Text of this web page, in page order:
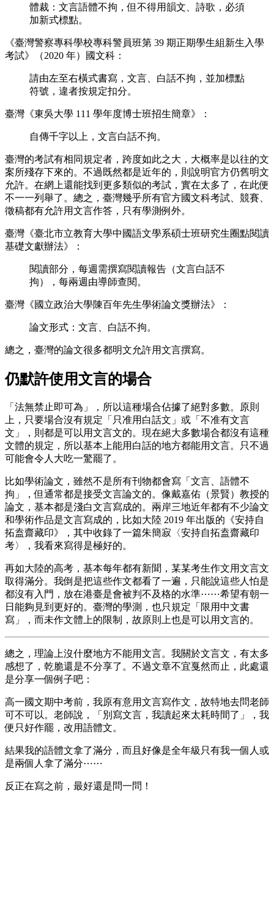
體裁：文言語體不拘，但不得用韻文、詩歌，必須
加新式標點。
《臺灣警察專科學校專科警員班第 39 期正期學生組新生入學
考試》（2020 年）國文科：
請由左至右橫式書寫，文言、白話不拘，並加標點
符號，違者按規定扣分。
臺灣《東吳大學 111 學年度博士班招生簡章》：
自傳千字以上，文言白話不拘。
臺灣的考試有相同規定者，跨度如此之大，大概率是以往的文
案所殘存下來的。不過既然都是近年的，則說明官方仍舊明文
允許。在網上還能找到更多類似的考試，實在太多了，在此便
不一一列舉了。總之，臺灣幾乎所有官方國文科考試、競賽、
徵稿都有允許用文言作答，只有學測例外。
臺灣《臺北市立教育大學中國語文學系碩士班研究生圈點閱讀
基礎文獻辦法》：
閱讀部分，每週需撰寫閱讀報告（文言白話不
拘），每兩週由導師查閱。
臺灣《國立政治大學陳百年先生學術論文獎辦法》：
論文形式：文言、白話不拘。
總之，臺灣的論文很多都明文允許用文言撰寫。
仍默許使用文言的場合
「法無禁止即可為」，所以這種場合佔據了絕對多數。原則
上，只要場合沒有規定「只准用白話文」或「不准有文言
文」，則都是可以用文言文的。現在絕大多數場合都沒有這種
文體的規定，所以基本上能用白話的地方都能用文言。只不過
可能會令人大吃一驚罷了。
比如學術論文，雖然不是所有刊物都會寫「文言、語體不
拘」，但通常都是接受文言論文的。像戴嘉佑（景賢）教授的
論文，基本都是淺白文言寫成的。兩岸三地近年都有不少論文
和學術作品是文言寫成的，比如大陸 2019 年出版的《安持自
拓盍齋藏印》，其中收錄了一篇朱簡寂〈安持自拓盍齋藏印
考〉，我看來寫得是極好的。
再如大陸的高考，基本每年都有新聞，某某考生作文用文言文
取得滿分。我倒是把這些作文都看了一遍，只能說這些人怕是
都沒有入門，放在港臺是會被判不及格的水準⋯⋯希望有朝一
日能夠見到更好的。臺灣的學測，也只規定「限用中文書
寫」，而未作文體上的限制，故原則上也是可以用文言的。
總之，理論上沒什麼地方不能用文言。我關於文言文，有太多
感想了，乾脆還是不分享了。不過文章不宜戛然而止，此處還
是分享一個例子吧：
高一國文期中考前，我原有意用文言寫作文，故特地去問老師
可不可以。老師說，「別寫文言，我讀起來太耗時間了」，我
便只好作罷，改用語體文。
結果我的語體文拿了滿分，而且好像是全年級只有我一個人或
是兩個人拿了滿分⋯⋯
反正在寫之前，最好還是問一問！